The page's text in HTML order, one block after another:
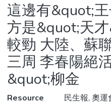
Statistics
這邊有&quot;
方是&quot;天
較勁 大陸、蘇
三周 李春陽絕
&quot;柳金
Resource
民生報, 奧